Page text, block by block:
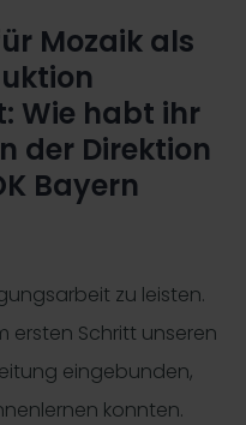
Mozaik als
Wie habt ihr
der Direktion
Bayern
zu leisten.
ersten Schritt unseren
eingebunden,
konnten.